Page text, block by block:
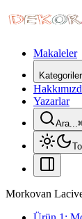
Makaleler
Kategoriler
Yazarlar
Ara...
Morkovan